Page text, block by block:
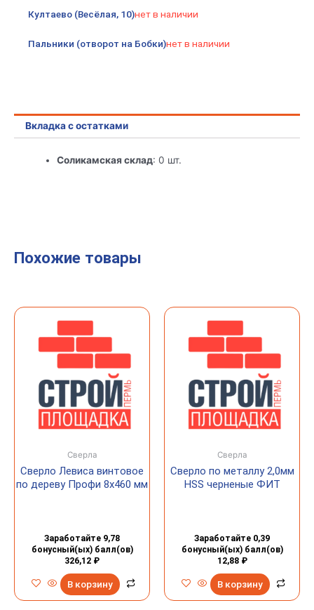
Култаево (Весёлая, 10)нет в наличии
Пальники (отворот на Бобки)нет в наличии
Вкладка с остатками
Соликамская склад: 0 шт.
Похожие товары
Сверла
Сверло Левиса винтовое
по дереву Профи 8х460 мм
Заработайте 9,78
бонусный(ых) балл(ов)
326,12 ₽
В корзину
Сверла
Сверло по металлу 2,0мм
HSS черненые ФИТ
Заработайте 0,39
бонусный(ых) балл(ов)
12,88 ₽
В корзину